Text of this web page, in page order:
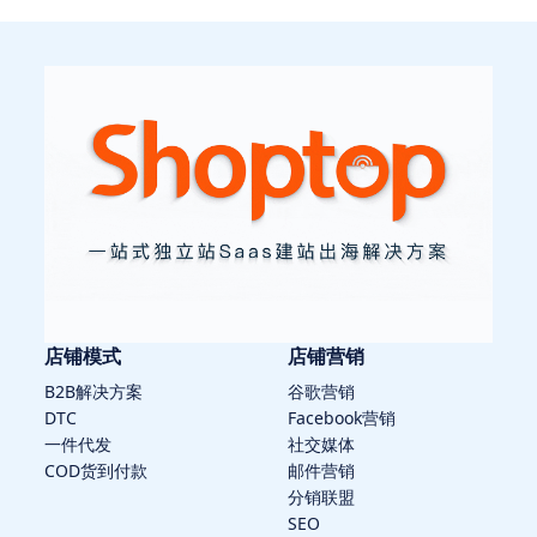
店铺模式
B2B解决方案
DTC
一件代发
COD货到付款
店铺营销
谷歌营销
Facebook营销
社交媒体
邮件营销
分销联盟
SEO